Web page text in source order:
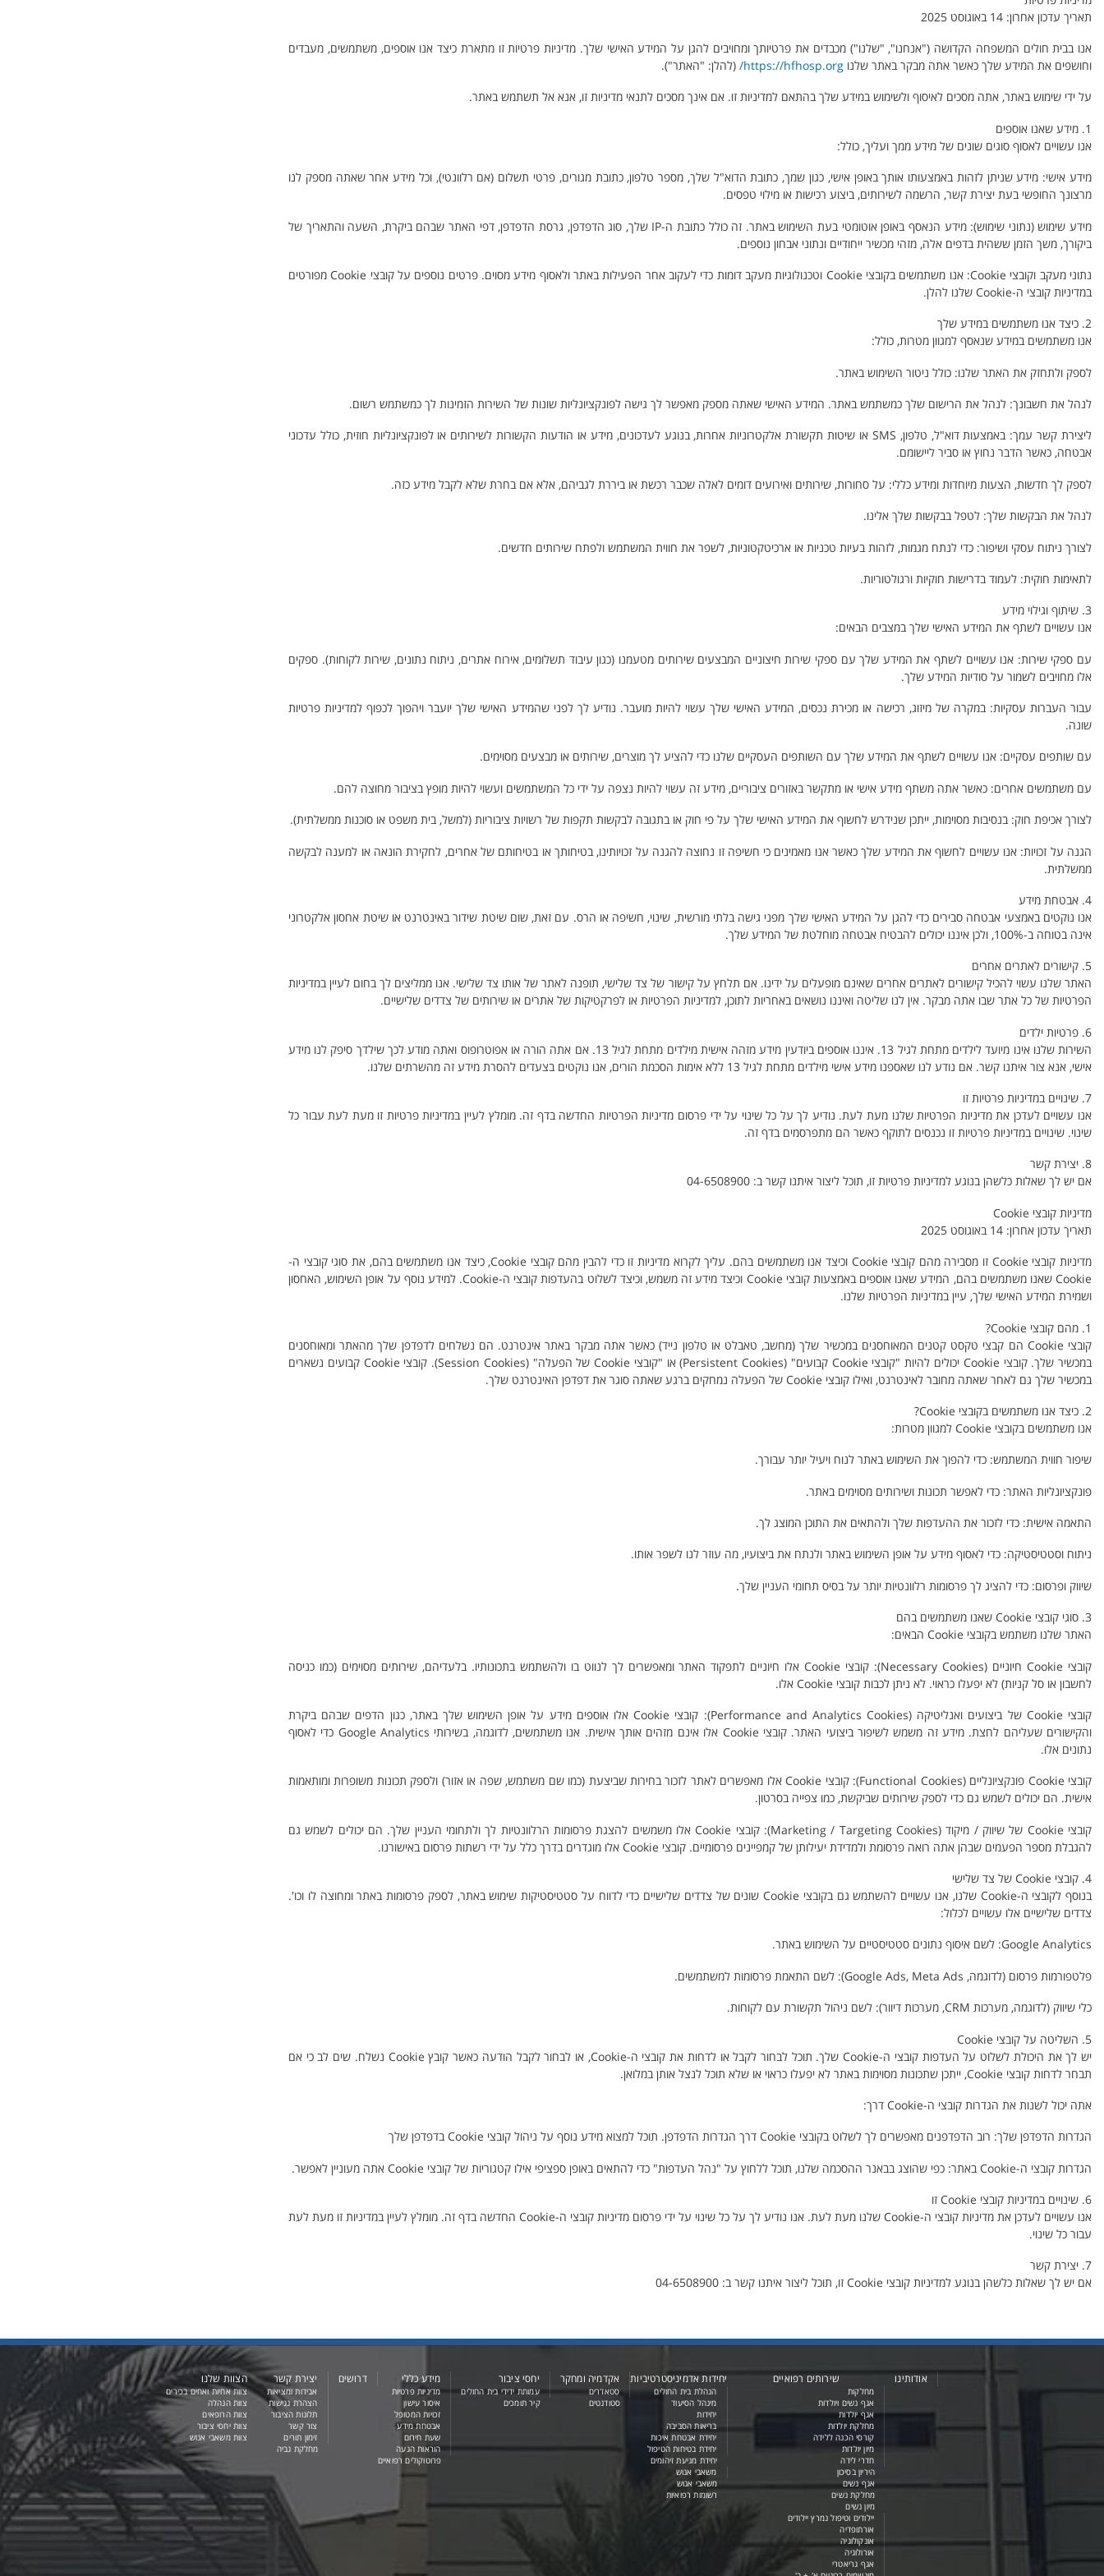
תאריך עדכון אחרון: 14 באוגוסט 2025
אנו בבית חולים המשפחה הקדושה ("אנחנו", "שלנו") מכבדים את פרטיותך ומחויבים להגן על המידע האישי שלך. מדיניות פרטיות זו מתארת כיצד אנו אוספים, משתמשים, מעבדים
וחושפים את המידע שלך כאשר אתה מבקר באתר שלנו https://hfhosp.org/ (להלן: "האתר").
על ידי שימוש באתר, אתה מסכים לאיסוף ולשימוש במידע שלך בהתאם למדיניות זו. אם אינך מסכים לתנאי מדיניות זו, אנא אל תשתמש באתר.
1. מידע שאנו אוספים
אנו עשויים לאסוף סוגים שונים של מידע ממך ועליך, כולל:
מידע אישי: מידע שניתן לזהות באמצעותו אותך באופן אישי, כגון שמך, כתובת הדוא"ל שלך, מספר טלפון, כתובת מגורים, פרטי תשלום (אם רלוונטי), וכל מידע אחר שאתה מספק לנו
מרצונך החופשי בעת יצירת קשר, הרשמה לשירותים, ביצוע רכישות או מילוי טפסים.
מידע שימוש (נתוני שימוש): מידע הנאסף באופן אוטומטי בעת השימוש באתר. זה כולל כתובת ה-IP שלך, סוג הדפדפן, גרסת הדפדפן, דפי האתר שבהם ביקרת, השעה והתאריך של
ביקורך, משך הזמן ששהית בדפים אלה, מזהי מכשיר ייחודיים ונתוני אבחון נוספים.
נתוני מעקב וקובצי Cookie: אנו משתמשים בקובצי Cookie וטכנולוגיות מעקב דומות כדי לעקוב אחר הפעילות באתר ולאסוף מידע מסוים. פרטים נוספים על קובצי Cookie מפורטים
במדיניות קובצי ה-Cookie שלנו להלן.
2. כיצד אנו משתמשים במידע שלך
אנו משתמשים במידע שנאסף למגוון מטרות, כולל:
לספק ולתחזק את האתר שלנו: כולל ניטור השימוש באתר.
לנהל את חשבונך: לנהל את הרישום שלך כמשתמש באתר. המידע האישי שאתה מספק מאפשר לך גישה לפונקציונליות שונות של השירות הזמינות לך כמשתמש רשום.
ליצירת קשר עמך: באמצעות דוא"ל, טלפון, SMS או שיטות תקשורת אלקטרוניות אחרות, בנוגע לעדכונים, מידע או הודעות הקשורות לשירותים או לפונקציונליות חוזית, כולל עדכוני
אבטחה, כאשר הדבר נחוץ או סביר ליישומם.
לספק לך חדשות, הצעות מיוחדות ומידע כללי: על סחורות, שירותים ואירועים דומים לאלה שכבר רכשת או ביררת לגביהם, אלא אם בחרת שלא לקבל מידע כזה.
לנהל את הבקשות שלך: לטפל בבקשות שלך אלינו.
לצורך ניתוח עסקי ושיפור: כדי לנתח מגמות, לזהות בעיות טכניות או ארכיטקטוניות, לשפר את חווית המשתמש ולפתח שירותים חדשים.
לתאימות חוקית: לעמוד בדרישות חוקיות ורגולטוריות.
3. שיתוף וגילוי מידע
אנו עשויים לשתף את המידע האישי שלך במצבים הבאים:
עם ספקי שירות: אנו עשויים לשתף את המידע שלך עם ספקי שירות חיצוניים המבצעים שירותים מטעמנו (כגון עיבוד תשלומים, אירוח אתרים, ניתוח נתונים, שירות לקוחות). ספקים
אלו מחויבים לשמור על סודיות המידע שלך.
עבור העברות עסקיות: במקרה של מיזוג, רכישה או מכירת נכסים, המידע האישי שלך עשוי להיות מועבר. נודיע לך לפני שהמידע האישי שלך יועבר ויהפוך לכפוף למדיניות פרטיות
שונה.
עם שותפים עסקיים: אנו עשויים לשתף את המידע שלך עם השותפים העסקיים שלנו כדי להציע לך מוצרים, שירותים או מבצעים מסוימים.
עם משתמשים אחרים: כאשר אתה משתף מידע אישי או מתקשר באזורים ציבוריים, מידע זה עשוי להיות נצפה על ידי כל המשתמשים ועשוי להיות מופץ בציבור מחוצה להם.
לצורך אכיפת חוק: בנסיבות מסוימות, ייתכן שנידרש לחשוף את המידע האישי שלך על פי חוק או בתגובה לבקשות תקפות של רשויות ציבוריות (למשל, בית משפט או סוכנות ממשלתית).
הגנה על זכויות: אנו עשויים לחשוף את המידע שלך כאשר אנו מאמינים כי חשיפה זו נחוצה להגנה על זכויותינו, בטיחותך או בטיחותם של אחרים, לחקירת הונאה או למענה לבקשה
ממשלתית.
4. אבטחת מידע
אנו נוקטים באמצעי אבטחה סבירים כדי להגן על המידע האישי שלך מפני גישה בלתי מורשית, שינוי, חשיפה או הרס. עם זאת, שום שיטת שידור באינטרנט או שיטת אחסון אלקטרוני
אינה בטוחה ב-100%, ולכן איננו יכולים להבטיח אבטחה מוחלטת של המידע שלך.
5. קישורים לאתרים אחרים
האתר שלנו עשוי להכיל קישורים לאתרים אחרים שאינם מופעלים על ידינו. אם תלחץ על קישור של צד שלישי, תופנה לאתר של אותו צד שלישי. אנו ממליצים לך בחום לעיין במדיניות
הפרטיות של כל אתר שבו אתה מבקר. אין לנו שליטה ואיננו נושאים באחריות לתוכן, למדיניות הפרטיות או לפרקטיקות של אתרים או שירותים של צדדים שלישיים.
6. פרטיות ילדים
השירות שלנו אינו מיועד לילדים מתחת לגיל 13. איננו אוספים ביודעין מידע מזהה אישית מילדים מתחת לגיל 13. אם אתה הורה או אפוטרופוס ואתה מודע לכך שילדך סיפק לנו מידע
אישי, אנא צור איתנו קשר. אם נודע לנו שאספנו מידע אישי מילדים מתחת לגיל 13 ללא אימות הסכמת הורים, אנו נוקטים בצעדים להסרת מידע זה מהשרתים שלנו.
7. שינויים במדיניות פרטיות זו
אנו עשויים לעדכן את מדיניות הפרטיות שלנו מעת לעת. נודיע לך על כל שינוי על ידי פרסום מדיניות הפרטיות החדשה בדף זה. מומלץ לעיין במדיניות פרטיות זו מעת לעת עבור כל
שינוי. שינויים במדיניות פרטיות זו נכנסים לתוקף כאשר הם מתפרסמים בדף זה.
8. יצירת קשר
אם יש לך שאלות כלשהן בנוגע למדיניות פרטיות זו, תוכל ליצור איתנו קשר ב: 04-6508900
מדיניות קובצי Cookie
תאריך עדכון אחרון: 14 באוגוסט 2025
מדיניות קובצי Cookie זו מסבירה מהם קובצי Cookie וכיצד אנו משתמשים בהם. עליך לקרוא מדיניות זו כדי להבין מהם קובצי Cookie, כיצד אנו משתמשים בהם, את סוגי קובצי ה-
Cookie שאנו משתמשים בהם, המידע שאנו אוספים באמצעות קובצי Cookie וכיצד מידע זה משמש, וכיצד לשלוט בהעדפות קובצי ה-Cookie. למידע נוסף על אופן השימוש, האחסון
ושמירת המידע האישי שלך, עיין במדיניות הפרטיות שלנו.
1. מהם קובצי Cookie?
קובצי Cookie הם קבצי טקסט קטנים המאוחסנים במכשיר שלך (מחשב, טאבלט או טלפון נייד) כאשר אתה מבקר באתר אינטרנט. הם נשלחים לדפדפן שלך מהאתר ומאוחסנים
במכשיר שלך. קובצי Cookie יכולים להיות "קובצי Cookie קבועים" (Persistent Cookies) או "קובצי Cookie של הפעלה" (Session Cookies). קובצי Cookie קבועים נשארים
במכשיר שלך גם לאחר שאתה מחובר לאינטרנט, ואילו קובצי Cookie של הפעלה נמחקים ברגע שאתה סוגר את דפדפן האינטרנט שלך.
2. כיצד אנו משתמשים בקובצי Cookie?
אנו משתמשים בקובצי Cookie למגוון מטרות:
שיפור חווית המשתמש: כדי להפוך את השימוש באתר לנוח ויעיל יותר עבורך.
פונקציונליות האתר: כדי לאפשר תכונות ושירותים מסוימים באתר.
התאמה אישית: כדי לזכור את ההעדפות שלך ולהתאים את התוכן המוצג לך.
ניתוח וסטטיסטיקה: כדי לאסוף מידע על אופן השימוש באתר ולנתח את ביצועיו, מה עוזר לנו לשפר אותו.
שיווק ופרסום: כדי להציג לך פרסומות רלוונטיות יותר על בסיס תחומי העניין שלך.
3. סוגי קובצי Cookie שאנו משתמשים בהם
האתר שלנו משתמש בקובצי Cookie הבאים:
קובצי Cookie חיוניים (Necessary Cookies): קובצי Cookie אלו חיוניים לתפקוד האתר ומאפשרים לך לנווט בו ולהשתמש בתכונותיו. בלעדיהם, שירותים מסוימים (כמו כניסה
לחשבון או סל קניות) לא יפעלו כראוי. לא ניתן לכבות קובצי Cookie אלו.
קובצי Cookie של ביצועים ואנליטיקה (Performance and Analytics Cookies): קובצי Cookie אלו אוספים מידע על אופן השימוש שלך באתר, כגון הדפים שבהם ביקרת
והקישורים שעליהם לחצת. מידע זה משמש לשיפור ביצועי האתר. קובצי Cookie אלו אינם מזהים אותך אישית. אנו משתמשים, לדוגמה, בשירותי Google Analytics כדי לאסוף
נתונים אלו.
קובצי Cookie פונקציונליים (Functional Cookies): קובצי Cookie אלו מאפשרים לאתר לזכור בחירות שביצעת (כמו שם משתמש, שפה או אזור) ולספק תכונות משופרות ומותאמות
אישית. הם יכולים לשמש גם כדי לספק שירותים שביקשת, כמו צפייה בסרטון.
קובצי Cookie של שיווק / מיקוד (Marketing / Targeting Cookies): קובצי Cookie אלו משמשים להצגת פרסומות הרלוונטיות לך ולתחומי העניין שלך. הם יכולים לשמש גם
להגבלת מספר הפעמים שבהן אתה רואה פרסומת ולמדידת יעילותן של קמפיינים פרסומיים. קובצי Cookie אלו מוגדרים בדרך כלל על ידי רשתות פרסום באישורנו.
4. קובצי Cookie של צד שלישי
בנוסף לקובצי ה-Cookie שלנו, אנו עשויים להשתמש גם בקובצי Cookie שונים של צדדים שלישיים כדי לדווח על סטטיסטיקות שימוש באתר, לספק פרסומות באתר ומחוצה לו וכו'.
צדדים שלישיים אלו עשויים לכלול:
Google Analytics: לשם איסוף נתונים סטטיסטיים על השימוש באתר.
פלטפורמות פרסום (לדוגמה, Google Ads, Meta Ads): לשם התאמת פרסומות למשתמשים.
כלי שיווק (לדוגמה, מערכות CRM, מערכות דיוור): לשם ניהול תקשורת עם לקוחות.
5. השליטה על קובצי Cookie
יש לך את היכולת לשלוט על העדפות קובצי ה-Cookie שלך. תוכל לבחור לקבל או לדחות את קובצי ה-Cookie, או לבחור לקבל הודעה כאשר קובץ Cookie נשלח. שים לב כי אם
תבחר לדחות קובצי Cookie, ייתכן שתכונות מסוימות באתר לא יפעלו כראוי או שלא תוכל לנצל אותן במלואן.
אתה יכול לשנות את הגדרות קובצי ה-Cookie דרך:
הגדרות הדפדפן שלך: רוב הדפדפנים מאפשרים לך לשלוט בקובצי Cookie דרך הגדרות הדפדפן. תוכל למצוא מידע נוסף על ניהול קובצי Cookie בדפדפן שלך
הגדרות קובצי ה-Cookie באתר: כפי שהוצג בבאנר ההסכמה שלנו, תוכל ללחוץ על "נהל העדפות" כדי להתאים באופן ספציפי אילו קטגוריות של קובצי Cookie אתה מעוניין לאפשר.
6. שינויים במדיניות קובצי Cookie זו
אנו עשויים לעדכן את מדיניות קובצי ה-Cookie שלנו מעת לעת. אנו נודיע לך על כל שינוי על ידי פרסום מדיניות קובצי ה-Cookie החדשה בדף זה. מומלץ לעיין במדיניות זו מעת לעת
עבור כל שינוי.
7. יצירת קשר
אם יש לך שאלות כלשהן בנוגע למדיניות קובצי Cookie זו, תוכל ליצור איתנו קשר ב: 04-6508900
אודותינו שירותים רפואיים
מחלקות
אגף נשים ויולדות
אגף יולדות
מחלקת יולדות
קורסי הכנה ללידה
מיון יולדות
חדרי לידה
היריון בסיכון
אגף נשים
מחלקת נשים
מיון נשים
יילודים וטיפול נמרץ יילודים
אורתופדיה
אונקולוגיה
אורולוגיה
אגף גריאטרי
יחידות אדמיניסטרטיביות
הנהלת בית החולים
מינהל הסיעוד
יחידות
בריאות הסביבה
יחידת אבטחת איכות
יחידת בטיחות הטיפול
יחידת מניעת זיהומים
משאבי אנוש
משאבי אנוש
רשומות רפואיות
אקדמיה ומחקר
סטאז'רים
סטודנטים
יחסי ציבור
עמותת ידידי בית החולים
קיר תומכים
מידע כללי
מדיניות פרטיות
איסור עישון
זכויות המטופל
אבטחת מידע
שעת חירום
הוראות הגעה
פרוטוקולים רפואיים
דרושים יצירת קשר
אבידות ומציאות
הצהרת נגישות
תלונות הציבור
צור קשר
זימון תורים
מחלקת גביה
הצוות שלנו
צוות אחיות ואחים בכירים
צוות הנהלה
צוות הרופאים
צוות יחסי ציבור
צוות משאבי אנוש